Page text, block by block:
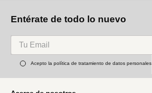
Entérate de todo lo nuevo
Acepto la política de tratamiento de datos personales